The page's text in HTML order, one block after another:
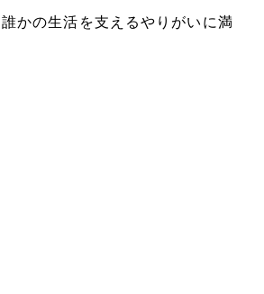
かの生活を支えるやりがいに満